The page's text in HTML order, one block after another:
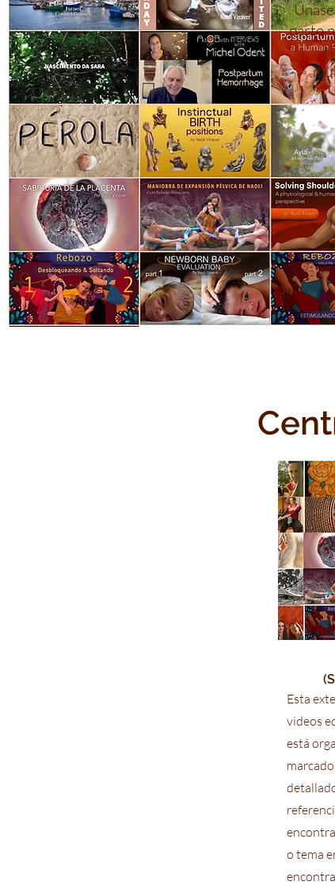
parto
(
Esta
videos
está
o tema